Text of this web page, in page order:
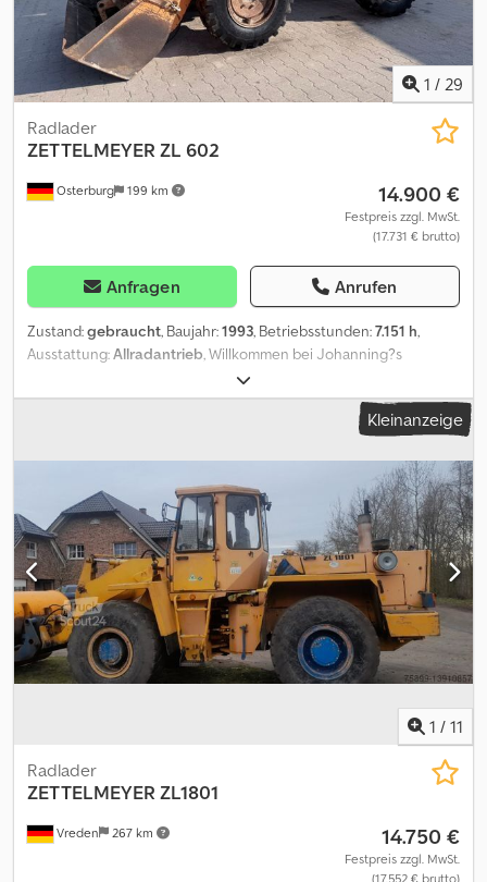
1 / 29
Osterburg 199 km
Radlader
ZETTELMEYER ZL 602
14.900 €
Festpreis zzgl. MwSt.
(17.731 € brutto)
Anfragen Anrufen
Zustand:gebraucht, Baujahr:1993, Betriebsstunden:7.151 h,
Ausstattung:Allradantrieb, Willkommen bei Johanning?s
Nutzfahrzeuge, Ihrem Spezialist für junge und exklusive
Nutzfahrzeuge & Baumaschinen. SOFORT verfügbar! Eine
Lieferung ist Deutschland weit möglich. Finanzierung möglich.
Betriebsstunden : 7.151 Baujahr: 1993 Motor/ KW : 41/55 Motortype:
Deutz Dedpfx Aoyz Hphjkrock Johanning?s Nutzfahrzeuge, Ihrem
Partner für exklusive und junge Nutzfahrzeuge & Baumaschinen.
Unsere Leistungen - Ihre Vorteile (nach Verkauf)-
Inzahlungnahme Ihres Fahrzeuges möglich ( jeder Zustand)-
sofortige Abmeldung Ihres Fahrzeuges kostenfrei-
Zulassungsdienst für 150 ¤ (inkl. Gebühren, Kennzeichen)-
Kurzzeit-- Besichtigung und Probefahrt nach telefonischer
Terminvereinbarungjederzeit möglich- Lieferung freihaus nach
Absprache möglich. Irrtum und Zwischenverkauf vorbehalten.
Kleinanzeige
1 / 11
Vreden 267 km
Radlader
ZETTELMEYER ZL1801
14.750 €
Festpreis zzgl. MwSt.
(17.552 € brutto)